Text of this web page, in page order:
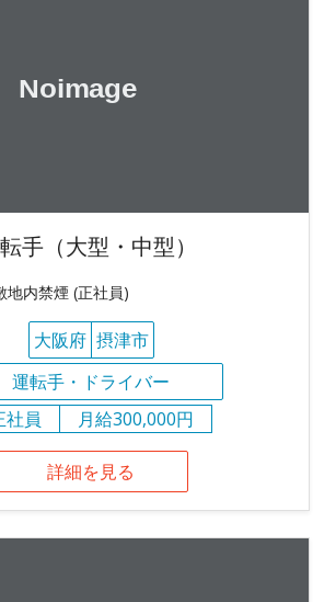
手（大型・中型）
地内禁煙 (正社員)
大阪府 摂津市
運転手・ドライバー
社員
月給300,000円
詳細を見る